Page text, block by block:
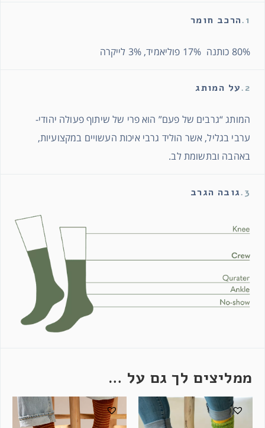
1. הרכב חומר
80% כותנה 17% פוליאמיד, 3% לייקרה
2. על המותג
המותג “גרבים של פעם” הוא פרי של שיתוף פעולה יהודי-
ערבי בגליל, אשר הוליד גרבי איכות העשויים במקצועיות,
באהבה ובתשומת לב.
3. גובה הגרב
ממליצים לך גם על …